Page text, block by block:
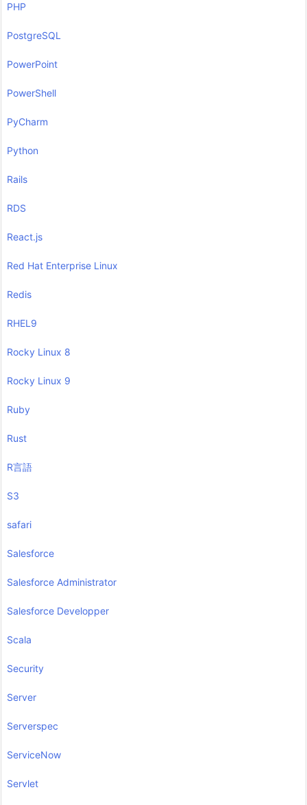
PHP
PostgreSQL
PowerPoint
PowerShell
PyCharm
Python
Rails
RDS
React.js
Red Hat Enterprise Linux
Redis
RHEL9
Rocky Linux 8
Rocky Linux 9
Ruby
Rust
R言語
S3
safari
Salesforce
Salesforce Administrator
Salesforce Developper
Scala
Security
Server
Serverspec
ServiceNow
Servlet